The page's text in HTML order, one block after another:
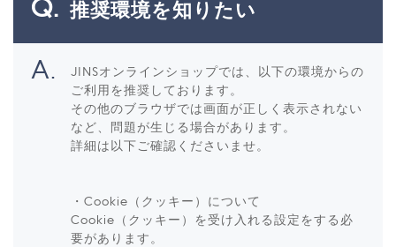
推奨環境を知りたい
JINSオンラインショップでは、以下の環境からの
ご利用を推奨しております。
その他のブラウザでは画面が正しく表示されない
など、問題が生じる場合があります。
詳細は以下ご確認くださいませ。
・Cookie（クッキー）について
Cookie（クッキー）を受け入れる設定をする必
要があります。